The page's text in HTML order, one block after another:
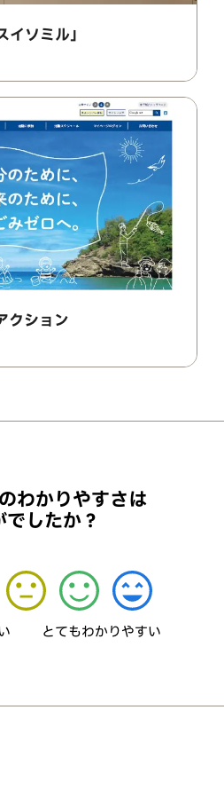
ソミル」
クション
わかりやすさは
でしたか？
とてもわかりやすい